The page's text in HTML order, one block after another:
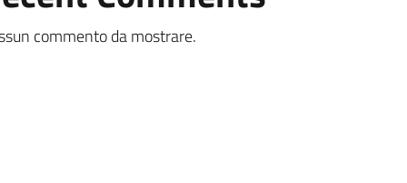
commento da mostrare.